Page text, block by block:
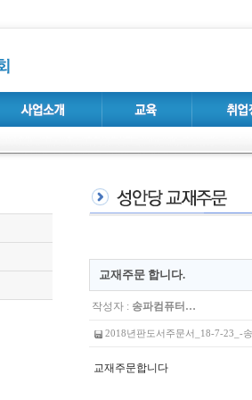
교재주문 합니다.
작성자 : 송파컴퓨터…
2018년판도서주문서_18-7-23_-
교재주문합니다